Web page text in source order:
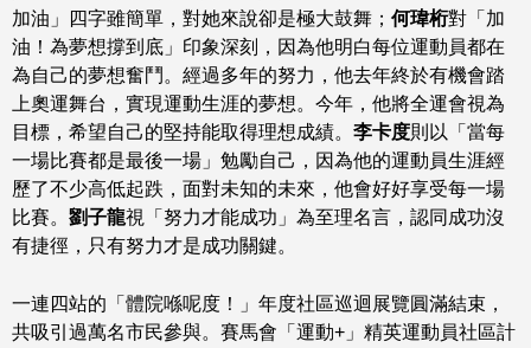
加油」四字雖簡單，對她來說卻是極大鼓舞； 何瑋桁對「加
油！為夢想撐到底」印象深刻，因為他明白每位運動員都在
為自己的夢想奮鬥。經過多年的努力，他去年終於有機會踏
上奧運舞台，實現運動生涯的夢想。今年，他將全運會視為
目標，希望自己的堅持能取得理想成績。 李卡度則以「當每
一場比賽都是最後一場」勉勵自己，因為他的運動員生涯經
歷了不少高低起跌，面對未知的未來，他會好好享受每一場
比賽。 劉子龍視「努力才能成功」為至理名言，認同成功沒
有捷徑，只有努力才是成功關鍵。
一連四站的「體院喺呢度！」年度社區巡迴展覽圓滿結束，
共吸引過萬名市民參與。賽馬會「運動+」精英運動員社區計